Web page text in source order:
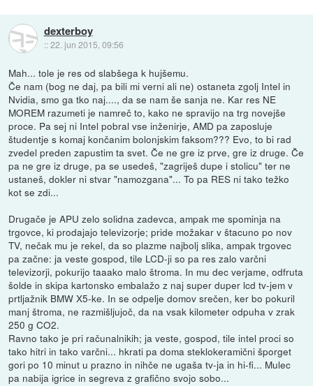
dexterboy
::22. jun 2015, 09:56
Mah... tole je res od slabšega k hujšemu.
Če nam (bog ne daj, pa bili mi verni ali ne) ostaneta zgolj Intel in
Nvidia, smo ga tko naj...., da se nam še sanja ne. Kar res NE
MOREM razumeti je namreč to, kako ne spravijo na trg novejše
proce. Pa sej ni Intel pobral vse inženirje, AMD pa zaposluje
študentje s komaj končanim bolonjskim faksom??? Evo, to bi rad
zvedel preden zapustim ta svet. Če ne gre iz prve, gre iz druge. Če
pa ne gre iz druge, pa se usedeš, "zagriješ dupe i stolicu" ter ne
ustaneš, dokler ni stvar "namozgana"... To pa RES ni tako težko
kot se zdi...
Drugače je APU zelo solidna zadevca, ampak me spominja na
trgovce, ki prodajajo televizorje; pride možakar v štacuno po nov
TV, nečak mu je rekel, da so plazme najbolj slika, ampak trgovec
pa začne: ja veste gospod, tile LCD-ji so pa res zalo varčni
televizorji, pokurijo taaako malo štroma. In mu dec verjame, odfruta
šolde in skipa kartonsko embalažo z naj super duper lcd tv-jem v
prtljažnik BMW X5-ke. In se odpelje domov srečen, ker bo pokuril
manj štroma, ne razmišljujoč, da na vsak kilometer odpuha v zrak
250 g CO2.
Ravno tako je pri računalnikih; ja veste, gospod, tile intel proci so
tako hitri in tako varčni... hkrati pa doma steklokeramični šporget
gori po 10 minut u prazno in nihče ne ugaša tv-ja in hi-fi... Mulec
pa nabija igrice in segreva z grafično svojo sobo...